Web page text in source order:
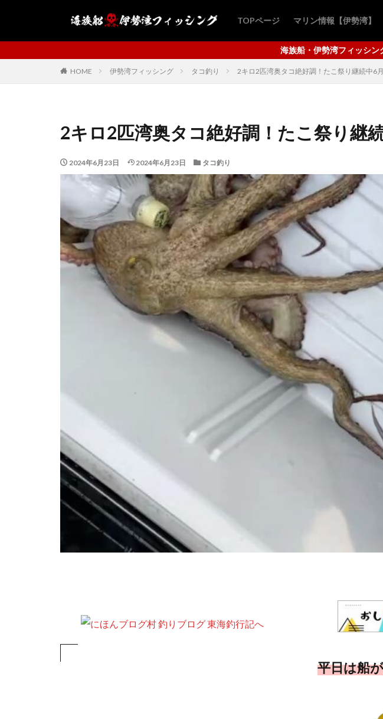
TOPページ マリン情報【伊勢湾】
海族船・伊勢湾フィッシングにようこそ！伊勢湾沖の釣り釣果等を
HOME 伊勢湾フィッシング タコ釣り 2キロ2匹湾奥タコ絶好調！たこ祭り継続中6
2キロ2匹湾奥タコ絶好調！たこ祭り継
2024年6月23日 2024年6月23日 タコ釣り
平日は船